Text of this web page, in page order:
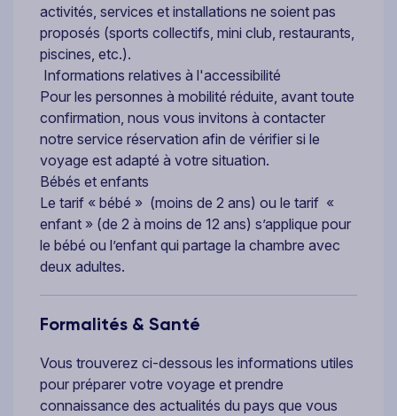
activités, services et installations ne soient pas
proposés (sports collectifs, mini club, restaurants,
piscines, etc.).
Informations relatives à l'accessibilité
Pour les personnes à mobilité réduite, avant toute
confirmation, nous vous invitons à contacter
notre service réservation afin de vérifier si le
voyage est adapté à votre situation.
Bébés et enfants
Le tarif « bébé » (moins de 2 ans) ou le tarif «
enfant » (de 2 à moins de 12 ans) s’applique pour
le bébé ou l’enfant qui partage la chambre avec
deux adultes.
Formalités & Santé
Vous trouverez ci-dessous les informations utiles
pour préparer votre voyage et prendre
connaissance des actualités du pays que vous